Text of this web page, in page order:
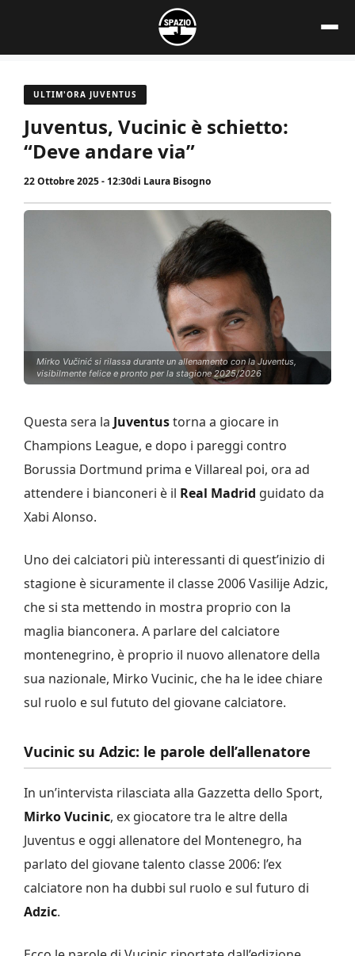
contenuto
ULTIM'ORA JUVENTUS
Juventus, Vucinic è schietto:
“Deve andare via”
22 Ottobre 2025 - 12:30di Laura Bisogno
Mirko Vučinić si rilassa durante un allenamento con la Juventus,
visibilmente felice e pronto per la stagione 2025/2026
Questa sera la Juventustorna a giocare in
Champions League, e dopo i pareggi contro
Borussia Dortmund prima e Villareal poi, ora ad
attendere i bianconeri è il Real Madrid guidato da
Xabi Alonso.
Uno dei calciatori più interessanti di quest’inizio di
stagione è sicuramente il classe 2006 Vasilije Adzic,
che si sta mettendo in mostra proprio con la
maglia bianconera. A parlare del calciatore
montenegrino, è proprio il nuovo allenatore della
sua nazionale, Mirko Vucinic, che ha le idee chiare
sul ruolo e sul fututo del giovane calciatore.
Vucinic su Adzic: le parole dell’allenatore
In un’intervista rilasciata alla Gazzetta dello Sport,
Mirko Vucinic, ex giocatore tra le altre della
Juventus e oggi allenatore del Montenegro, ha
parlato del giovane talento classe 2006: l’ex
calciatore non ha dubbi sul ruolo e sul futuro di
Adzic.